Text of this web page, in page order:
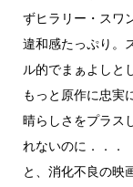
ずヒラリー・スワ
違和感たっぷり。
ル的でまぁよしと
もっと原作に忠実
晴らしさをプラス
れないのに．．．
と、消化不良の映